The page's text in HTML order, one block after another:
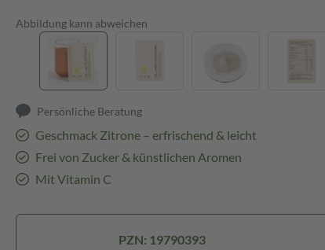
Abbildung kann abweichen
Persönliche Beratung
Geschmack Zitrone – erfrischend & leicht
Frei von Zucker & künstlichen Aromen
Mit Vitamin C
PZN: 19790393